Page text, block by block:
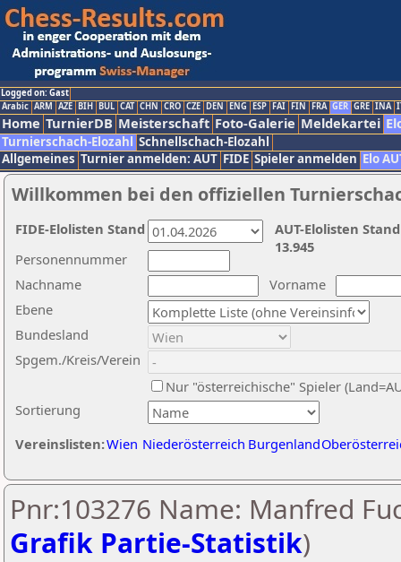
Logged on: Gast
Arabic ARM AZE BIH BUL CAT CHN CRO CZE DEN ENG ESP FAI FIN FRA GER GRE INA
Home TurnierDB Meisterschaft Foto-Galerie Meldekartei
Turnierschach-Elozahl Schnellschach-Elozahl
Allgemeines Turnier anmelden: AUT FIDE Spieler anmelden Elo
Willkommen bei den offiziellen
Nachname
Vorname
Ebene
Sortierung
Personennummer
Bundesland
Spgem./Kreis/Verein
Nur "österreichische" Spieler
Vereinslisten:Wien Niederösterreich Burgenland
AUT-Elolisten
13.945
FIDE-Elolisten Stand
Pnr:103276 Name: Manfred
Grafik Partie-Statistik)